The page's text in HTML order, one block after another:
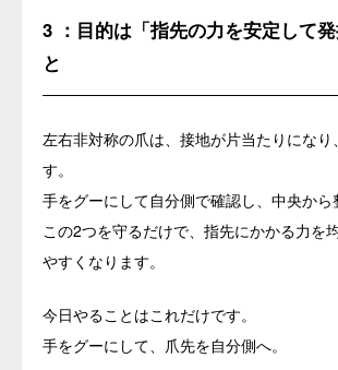
3 ：目的は「指先の力を安定して
と
左右非対称の爪は、接地が片当たりになり
す。
手をグーにして自分側で確認し、中央から
この2つを守るだけで、指先にかかる力を
やすくなります。
今日やることはこれだけです。
手をグーにして、爪先を自分側へ。